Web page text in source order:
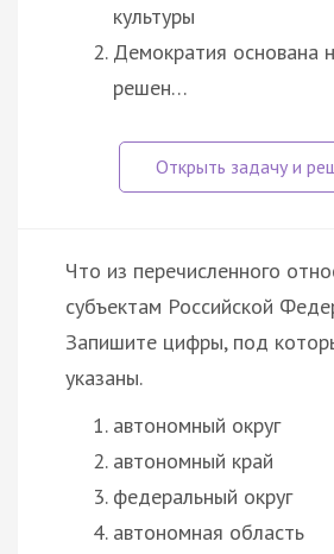
культуры
Демократия основана
решен…
Что из перечисленного
субъектам Российской
Запишите цифры, под
указаны.
автономный округ
автономный край
федеральный округ
автономная область